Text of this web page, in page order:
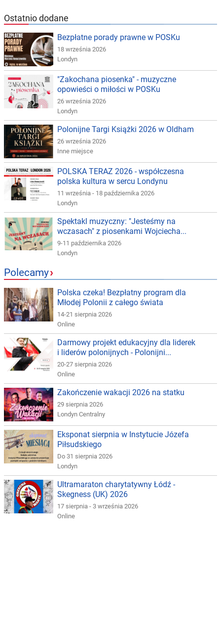
Ostatnio dodane
Bezpłatne porady prawne w POSKu
18 września 2026
Londyn
"Zakochana piosenka" - muzyczne
opowieści o miłości w POSKu
26 września 2026
Londyn
Polonijne Targi Książki 2026 w Oldham
26 września 2026
Inne miejsce
POLSKA TERAZ 2026 - współczesna
polska kultura w sercu Londynu
11 września - 18 października 2026
Londyn
Spektakl muzyczny: "Jesteśmy na
wczasach" z piosenkami Wojciecha...
9-11 października 2026
Londyn
Polecamy›
Polska czeka! Bezpłatny program dla
Młodej Polonii z całego świata
14-21 sierpnia 2026
Online
Darmowy projekt edukacyjny dla liderek
i liderów polonijnych - Polonijni...
20-27 sierpnia 2026
Online
Zakończenie wakacji 2026 na statku
29 sierpnia 2026
Londyn Centralny
Eksponat sierpnia w Instytucie Józefa
Piłsudskiego
Do 31 sierpnia 2026
Londyn
Ultramaraton charytatywny Łódź -
Skegness (UK) 2026
17 sierpnia - 3 września 2026
Online